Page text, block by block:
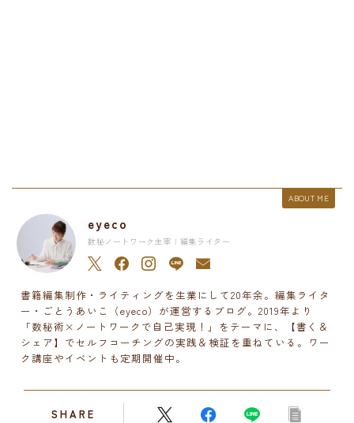
ABOUT ME
eyeco
数秘ノートワーク主宰 | 編集ライター
書籍編集制作・ライティングを生業にして20年余。編集ライタ
ー・ごとうあいこ（eyeco）が運営するブログ。2019年より
「数秘術×ノートワークで自己実現！」をテーマに、【書く＆
シェア】でセルフコーチングの実践＆検証を重ねている。ワー
ク講座やイベントも定期開催中。
SHARE